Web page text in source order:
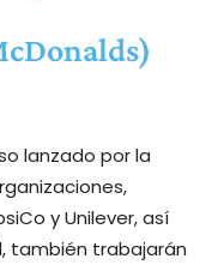
lanzado por la
y Unilever, así
también trabajarán